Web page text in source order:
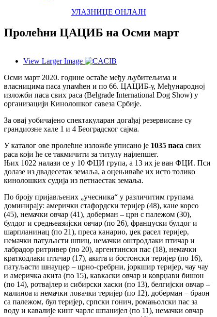
УЛАЗНИЦЕ ОНЛАЈН
Пролећни ЦАЦИБ на Осми март
View Larger Image
Осми март 2020. године остаће међу љубитељима и
власницима паса упамћен и по 66. ЦАЦИБ-у, Међународној
изложби паса свих раса (Belgrade International Dog Show) у
организацији Кинолошког савеза Србије.
За овај уобичајено спектакуларан догађај резервисане су
грандиозне хале 1 и 4 Београдског сајма.
У каталог ове пролећне изложбе уписано је 1035 паса свих
раса који ће се такмичити за титулу најлепшег.
Њих 1022 налази се у 10 ФЦИ група, а 13 их је ван ФЦИ. Пси
долазе из двадесетак земаља, а оцењиваће их исто толико
кинолошких судија из петнаестак земаља.
По броју пријављених „учесника“ у различитим групама
доминирају: амерички стафордски теријер (48), кане корсо
(45), немачки овчар (41), доберман – црн с палежом (30),
булдог и средњеазијски овчар (по 26), француски булдог и
шарпланинац (по 21), преса канарио, џек расел теријер,
немачки патуљасти шпиц, немачки оштродлаки птичар и
лабрадор ритривер (по 20), аргентински пас (18), немачки
краткодлаки птичар (17), акита и бостонски теријер (по 16),
патуљасти шнауцер – црно-сребрни, јоркшир теријер, чау чау
и америчка акита (по 15), кавкаски овчар и коврџави бишон
(по 14), ротвајлер и сибирски хаски (по 13), белгијски овчар –
малиноа и немачки ловачки теријер (по 12), доберман – браон
са палежом, бул теријер, српски гонич, ромањолски пас за
воду и кавалије кинг чарлс шпанијел (по 11), немачки овчар